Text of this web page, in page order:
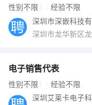
性别不限 经验不限
深圳市深嵌科技
深圳市龙华新区
电子销售代表
性别不限 经验不限
深圳艾莱卡电子